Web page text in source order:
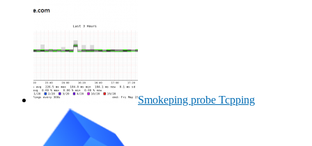
Smokeping probe Tcpping